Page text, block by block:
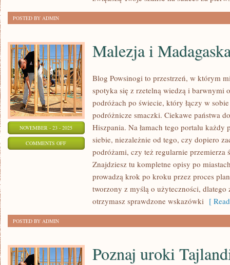
POSTED BY ADMIN
NOVEMBER - 23 - 2025
COMMENTS OFFON
MADAGASKAR
Malezja i
Blog Powsinogi to przestrzeń, w którym
spotyka się z rzetelną wiedzą i barwnymi
podróżach po świecie, który łączy w
podróżnicze smaczki. Ciekawe państwa
Hiszpania. Na łamach tego portalu
siebie, niezależnie od tego, czy dopiero
podróżami, czy też regularnie
Znajdziesz tu kompletne opisy po
prowadzą krok po kroku przez proces
tworzony z myślą o użyteczności, dlatego
otrzymasz sprawdzone wskazówki [
POSTED BY ADMIN
Poznaj uroki